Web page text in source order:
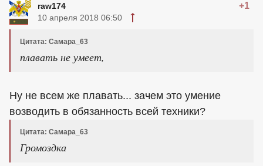
raw174 +1
10 апреля 2018 06:50
Цитата: Самара_63
плавать не умеет,
Ну не всем же плавать... зачем это умение
возводить в обязанность всей техники?
Цитата: Самара_63
Громоздка